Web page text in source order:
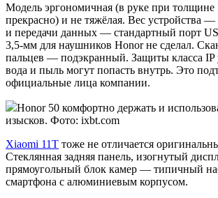
Модель эргономичная (в руке при
прекрасно) и не тяжёлая. Вес устройства —
и передачи данных — стандартный порт
3,5-мм для наушников Honor не сделал.
пальцев — подэкранный. Защиты класса IP
вода и пыль могут попасть внутрь. Это
официальные лица компании.
Honor 50 комфортно держать и
изысков. Фото: ixbt.com
Xiaomi 11T тоже не отличается
Стеклянная задняя панель, изогнутый
прямоугольный блок камер — типичный
смартфона с алюминиевым корпусом.